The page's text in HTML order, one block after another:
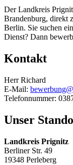
Der Landkreis
Brandenburg, direkt
Berlin. Sie suchen
Dienst? Dann
Kontakt
Herr Richard
E-Mail:
Telefonnummer:
Unser
Landkreis Prignitz
Berliner Str. 49
19348 Perleberg